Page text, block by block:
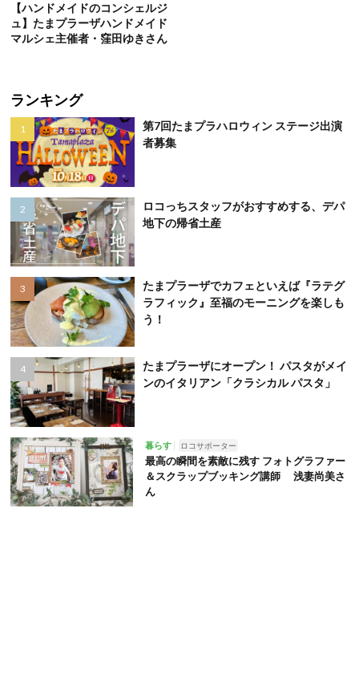
【ハンドメイドのコンシェルジ
ュ】たまプラーザハンドメイド
マルシェ主催者・窪田ゆきさん
ランキング
第7回たまプラハロウィン ステージ出演
者募集
ロコっちスタッフがおすすめする、デパ
地下の帰省土産
たまプラーザでカフェといえば『ラテグ
ラフィック』至福のモーニングを楽しも
う！
たまプラーザにオープン！ パスタがメイ
ンのイタリアン「クラシカル パスタ」
暮らす ロコサポーター
最高の瞬間を素敵に残す フォトグラファー
＆スクラップブッキング講師 浅妻尚美さ
ん